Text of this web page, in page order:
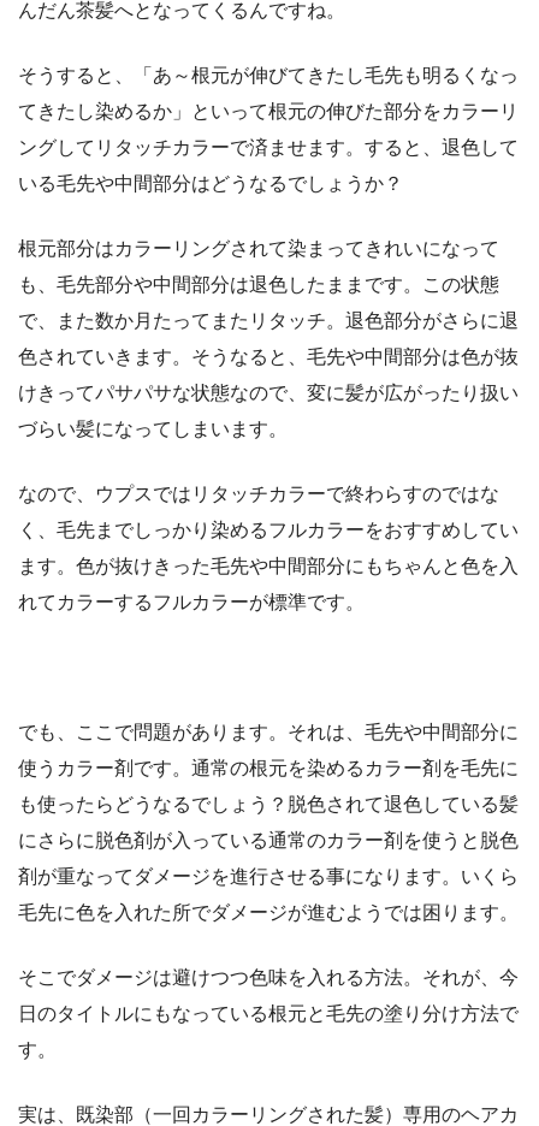
んだん茶髪へとなってくるんですね。
そうすると、「あ～根元が伸びてきたし毛先も明るくなっ
てきたし染めるか」といって根元の伸びた部分をカラーリ
ングしてリタッチカラーで済ませます。すると、退色して
いる毛先や中間部分はどうなるでしょうか？
根元部分はカラーリングされて染まってきれいになって
も、毛先部分や中間部分は退色したままです。この状態
で、また数か月たってまたリタッチ。退色部分がさらに退
色されていきます。そうなると、毛先や中間部分は色が抜
けきってパサパサな状態なので、変に髪が広がったり扱い
づらい髪になってしまいます。
なので、ウプスではリタッチカラーで終わらすのではな
く、毛先までしっかり染めるフルカラーをおすすめしてい
ます。色が抜けきった毛先や中間部分にもちゃんと色を入
れてカラーするフルカラーが標準です。
でも、ここで問題があります。それは、毛先や中間部分に
使うカラー剤です。通常の根元を染めるカラー剤を毛先に
も使ったらどうなるでしょう？脱色されて退色している髪
にさらに脱色剤が入っている通常のカラー剤を使うと脱色
剤が重なってダメージを進行させる事になります。いくら
毛先に色を入れた所でダメージが進むようでは困ります。
そこでダメージは避けつつ色味を入れる方法。それが、今
日のタイトルにもなっている根元と毛先の塗り分け方法で
す。
実は、既染部（一回カラーリングされた髪）専用のヘアカ